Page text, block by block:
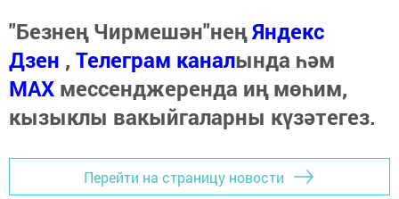
"Безнең Чирмешән"неңЯндекс
Дзен , Телеграм каналында һәм
МАХ мессенджеренда иң мөһим,
кызыклы вакыйгаларны күзәтегез.
Перейти на страницу новости